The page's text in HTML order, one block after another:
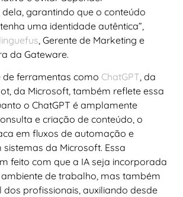
garantindo que o conteúdo
uma identidade autêntica”,
, Gerente de Marketing e
da Gateware.
ferramentas como ChatGPT, da
da Microsoft, também reflete essa
o ChatGPT é amplamente
e criação de conteúdo, o
em fluxos de automação e
da Microsoft. Essa
feito com que a IA seja incorporada
de trabalho, mas também
dos profissionais, auxiliando desde